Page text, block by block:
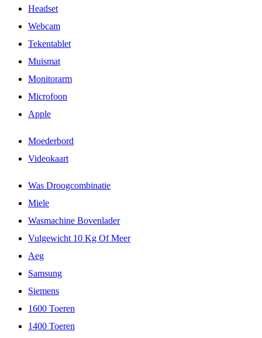
Headset
Webcam
Tekentablet
Muismat
Monitorarm
Microfoon
Apple
Moederbord
Videokaart
Was Droogcombinatie
Miele
Wasmachine Bovenlader
Vulgewicht 10 Kg Of Meer
Aeg
Samsung
Siemens
1600 Toeren
1400 Toeren